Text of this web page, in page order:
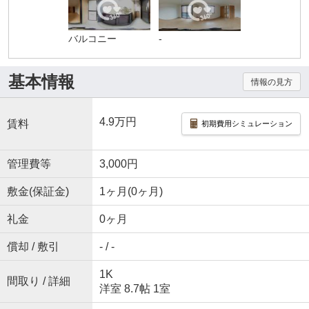
バルコニー -
基本情報 情報の見方
賃料 4.9万円 初期費用シミュレーション
管理費等 3,000円
敷金(保証金) 1ヶ月(0ヶ月)
礼金 0ヶ月
償却 / 敷引 - / -
間取り / 詳細
1K
洋室 8.7帖 1室